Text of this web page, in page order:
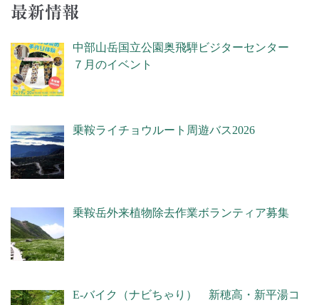
最新情報
中部山岳国立公園奥飛騨ビジターセンター
７月のイベント
乗鞍ライチョウルート周遊バス2026
乗鞍岳外来植物除去作業ボランティア募集
E-バイク（ナビちゃり） 新穂高・新平湯コ